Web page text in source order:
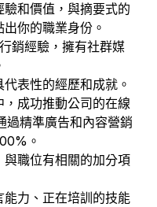
和價值，與摘要式的
你的職業身份。
銷經驗，擁有社群媒
表性的經歷和成就。
成功推動公司的在線
過精準廣告和內容營銷
。
職位有相關的加分項
力、正在培訓的技能